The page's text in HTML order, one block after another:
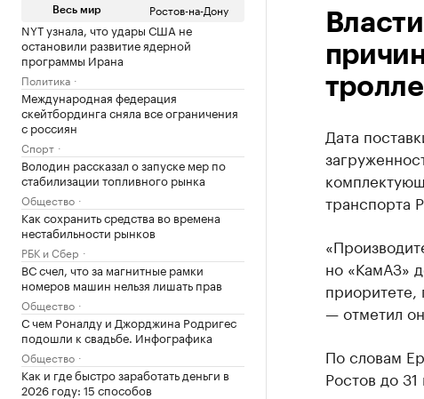
Весь мир Ростов-на-Дону
NYT узнала, что удары США не
остановили развитие ядерной
программы Ирана
Политика
Международная федерация
скейтбординга сняла все ограничения
с россиян
Спорт
Володин рассказал о запуске мер по
стабилизации топливного рынка
Общество
Как сохранить средства во времена
нестабильности рынков
РБК и Сбер
ВС счел, что за магнитные рамки
номеров машин нельзя лишать прав
Общество
С чем Роналду и Джорджина Родригес
подошли к свадьбе. Инфографика
Общество
Как и где быстро заработать деньги в
2026 году: 15 способов
Дата
транспорта
но «КамАЗ»
приоритете,
— отметил он.
По словам
Ростов до 31